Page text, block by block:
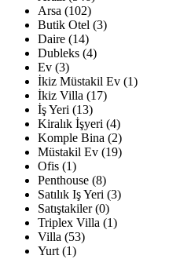
Arsa (102)
Butik Otel (3)
Daire (14)
Dubleks (4)
Ev (3)
İkiz Müstakil Ev (1)
İkiz Villa (17)
İş Yeri (13)
Kiralık İşyeri (4)
Komple Bina (2)
Müstakil Ev (19)
Ofis (1)
Penthouse (8)
Satılık Iş Yeri (3)
Satıştakiler (0)
Triplex Villa (1)
Villa (53)
Yurt (1)